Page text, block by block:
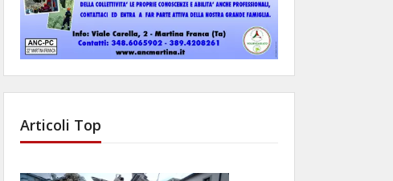
Articoli Top